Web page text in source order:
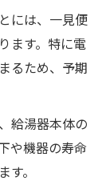
には、一見便
ます。特に電
るため、予期
給湯器本体の
や機器の寿命
。